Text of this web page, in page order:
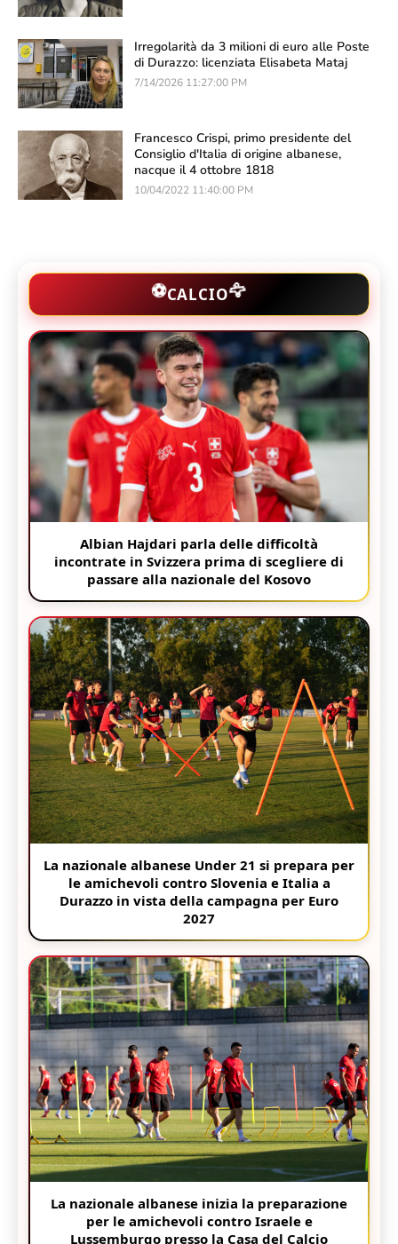
Irregolarità da 3 milioni di euro alle Poste
di Durazzo: licenziata Elisabeta Mataj
7/14/2026 11:27:00 PM
Francesco Crispi, primo presidente del
Consiglio d'Italia di origine albanese,
nacque il 4 ottobre 1818
10/04/2022 11:40:00 PM
⚽CALCIO🦅
Albian Hajdari parla delle difficoltà
incontrate in Svizzera prima di scegliere di
passare alla nazionale del Kosovo
La nazionale albanese Under 21 si prepara per
le amichevoli contro Slovenia e Italia a
Durazzo in vista della campagna per Euro
2027
La nazionale albanese inizia la preparazione
per le amichevoli contro Israele e
Lussemburgo presso la Casa del Calcio